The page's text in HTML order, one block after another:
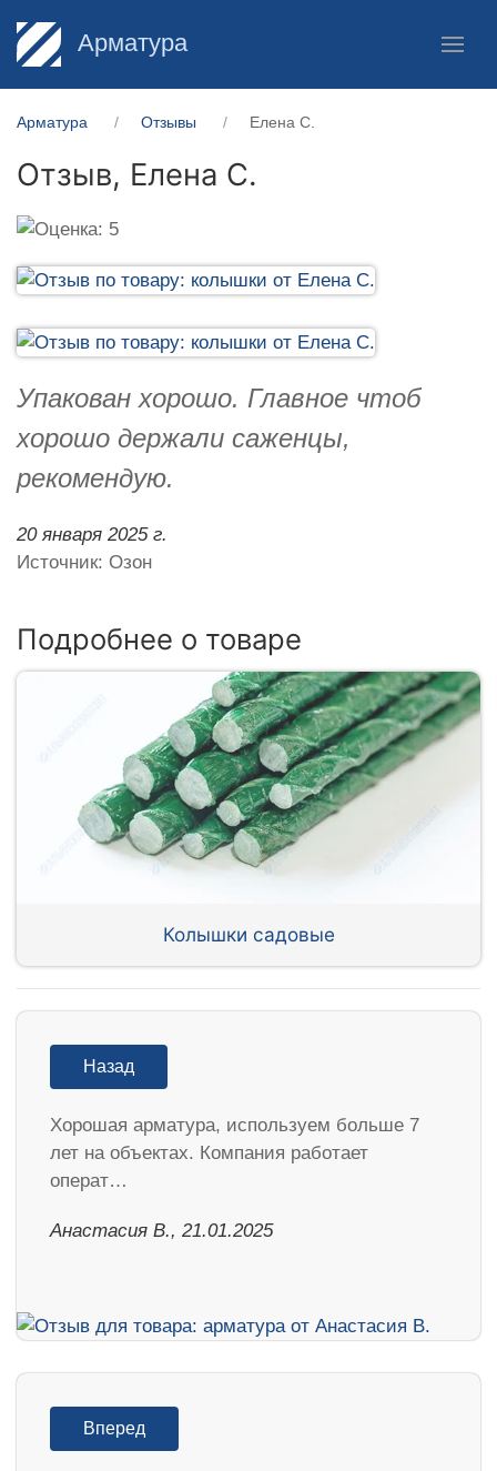
Арматура
Арматура Отзывы Елена С.
Отзыв, Елена С.
Упакован хорошо. Главное чтоб
хорошо держали саженцы,
рекомендую.
20 января 2025 г.
Источник: Озон
Подробнее о товаре
Колышки садовые
Назад
Хорошая арматура, используем больше 7
лет на объектах. Компания работает
операт…
Анастасия В., 21.01.2025
Вперед